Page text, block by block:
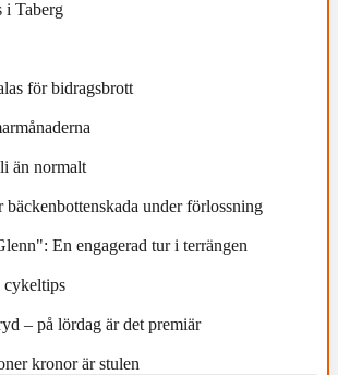
i Taberg
för bidragsbrott
än normalt
under förlossning
En engagerad tur i terrängen
cykeltips
– på lördag är det premiär
kronor är stulen